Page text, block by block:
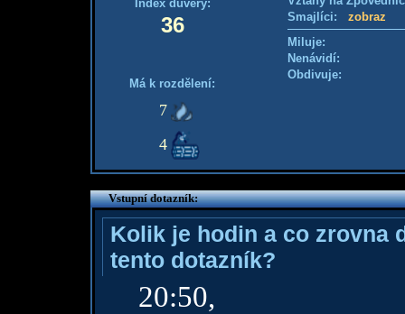
Index důvěry:
36
Má k rozdělení:
7
4
Smajlíci: zobraz
Miluje:
Nenávidí:
Obdivuje:
Vstupní dotazník:
Kolik je hodin a co zrovna
tento dotazník?
20:50,